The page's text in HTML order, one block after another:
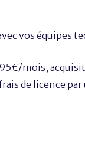
vos équipes
mois,
de licence